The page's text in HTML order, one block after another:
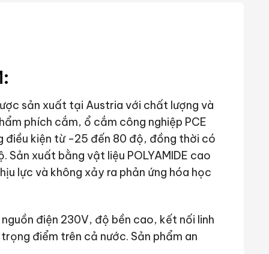
sản xuất tại Austria với chất lượng và
phích cắm, ổ cắm công nghiệp PCE
điều kiện từ -25 đến 80 độ, đồng thời có
Sản xuất bằng vật liệu POLYAMIDE cao
lực và không xảy ra phản ứng hóa học
điện 230V, độ bền cao, kết nối linh
điểm trên cả nước. Sản phẩm an